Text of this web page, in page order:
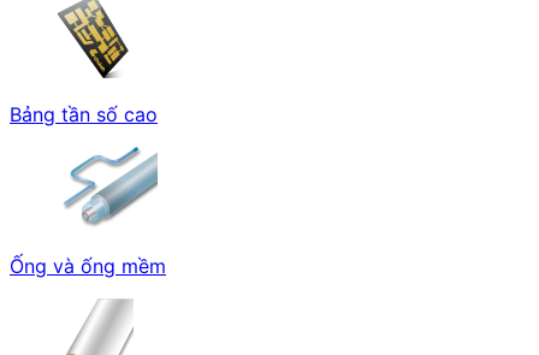
Bảng tần số cao
Ống và ống mềm